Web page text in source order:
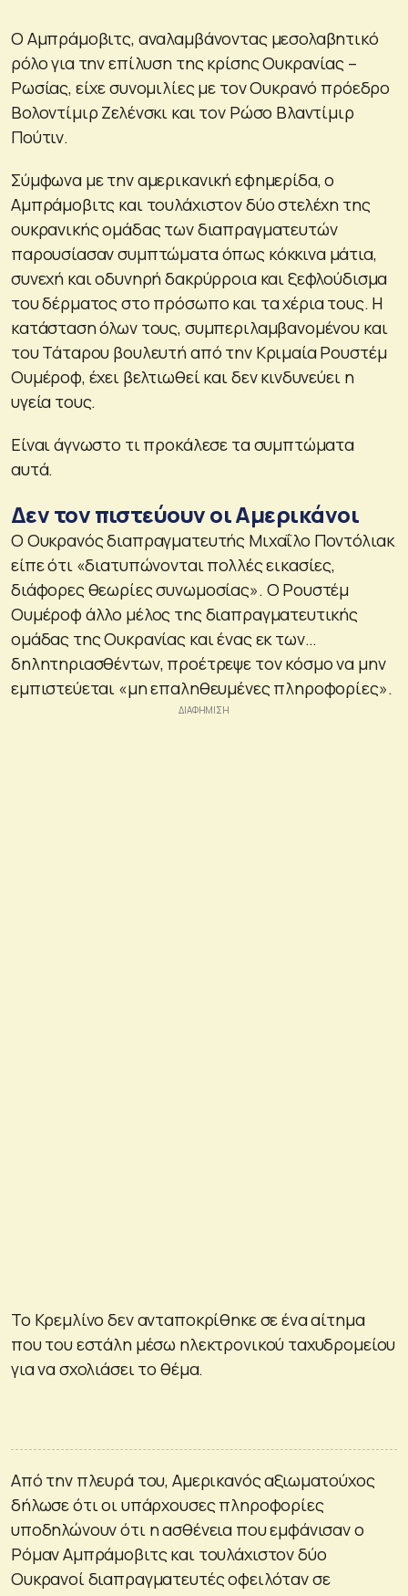
Ο Αμπράμοβιτς, αναλαμβάνοντας μεσολαβητικό
ρόλο για την επίλυση της κρίσης Ουκρανίας –
Ρωσίας, είχε συνομιλίες με τον Ουκρανό πρόεδρο
Βολοντίμιρ Ζελένσκι και τον Ρώσο Βλαντίμιρ
Πούτιν.
Σύμφωνα με την αμερικανική εφημερίδα, ο
Αμπράμοβιτς και τουλάχιστον δύο στελέχη της
ουκρανικής ομάδας των διαπραγματευτών
παρουσίασαν συμπτώματα όπως κόκκινα μάτια,
συνεχή και οδυνηρή δακρύρροια και ξεφλούδισμα
του δέρματος στο πρόσωπο και τα χέρια τους. Η
κατάσταση όλων τους, συμπεριλαμβανομένου και
του Τάταρου βουλευτή από την Κριμαία Ρουστέμ
Ουμέροφ, έχει βελτιωθεί και δεν κινδυνεύει η
υγεία τους.
Είναι άγνωστο τι προκάλεσε τα συμπτώματα
αυτά.
Δεν τον πιστεύουν οι Αμερικάνοι
Ο Ουκρανός διαπραγματευτής Μιχαΐλο Ποντόλιακ
είπε ότι «διατυπώνονται πολλές εικασίες,
διάφορες θεωρίες συνωμοσίας». Ο Ρουστέμ
Ουμέροφ άλλο μέλος της διαπραγματευτικής
ομάδας της Ουκρανίας και ένας εκ των…
δηλητηριασθέντων, προέτρεψε τον κόσμο να μην
εμπιστεύεται «μη επαληθευμένες πληροφορίες».
Το Κρεμλίνο δεν ανταποκρίθηκε σε ένα αίτημα
που του εστάλη μέσω ηλεκτρονικού ταχυδρομείου
για να σχολιάσει το θέμα.
Από την πλευρά του, Αμερικανός αξιωματούχος
δήλωσε ότι οι υπάρχουσες πληροφορίες
υποδηλώνουν ότι η ασθένεια που εμφάνισαν ο
Ρόμαν Αμπράμοβιτς και τουλάχιστον δύο
Ουκρανοί διαπραγματευτές οφειλόταν σε